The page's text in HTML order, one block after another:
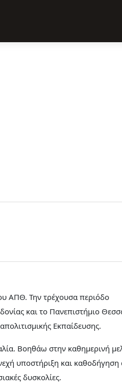
ΑΠΘ. Την τρέχουσα περιόδο
και το Πανεπιστήμιο
Εκπαίδευσης.
Βοηθάω στην καθημερινή
υποστήριξη και καθοδήγηση
δυσκολίες.